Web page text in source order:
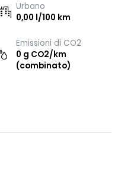
Urbano
0,00 l/100 km
Emissioni di CO2
0 g CO2/km
(combinato)